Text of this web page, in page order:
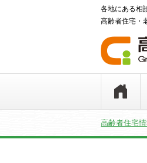
各地にある相
高齢者住宅・
高齢者住宅